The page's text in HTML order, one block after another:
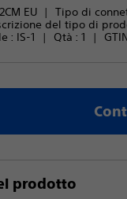
EU Tipo di
del tipo di
: IS-1 Qtà : 1
prodotto